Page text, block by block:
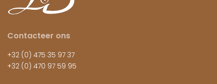
Contacteer ons
+32 (0) 475 35 97 37
+32 (0) 470 97 59 95